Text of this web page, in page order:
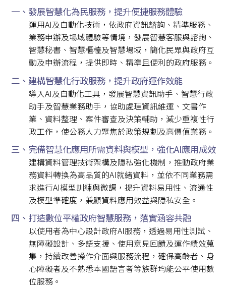
一、發展智慧化為民服務，提升便捷服務體驗
運用AI及自動化技術，依政府資訊諮詢、精準服務、
業務申辦及場域體驗等情境，發展智慧客服與諮詢、
智慧秘書、智慧櫃檯及智慧場域，簡化民眾與政府互
動及申辦流程，提供即時、精準且便利的政府服務。
二、建構智慧化行政服務，提升政府運作效能
導入AI及自動化工具，發展智慧資訊助手、智慧行政
助手及智慧業務助手，協助處理資訊維運、文書作
業、資料整理、案件審查及決策輔助，減少重複性行
政工作，使公務人力聚焦於政策規劃及高價值業務。
三、完備智慧化應用所需資料與模型，強化AI應用成效
建構資料管理技術架構及隱私強化機制，推動政府業
務資料轉換為高品質的AI就緒資料，並依不同業務需
求進行AI模型訓練與微調，提升資料易用性、流通性
及模型準確度，兼顧資料應用效益與隱私安全。
四、打造數位平權政府智慧服務，落實涵容共融
以使用者為中心設計政府AI服務，透過易用性測試、
無障礙設計、多語支援、使用意見回饋及運作績效蒐
集，持續改善操作介面與服務流程，確保高齡者、身
心障礙者及不熟悉本國語言者等族群均能公平使用數
位服務。